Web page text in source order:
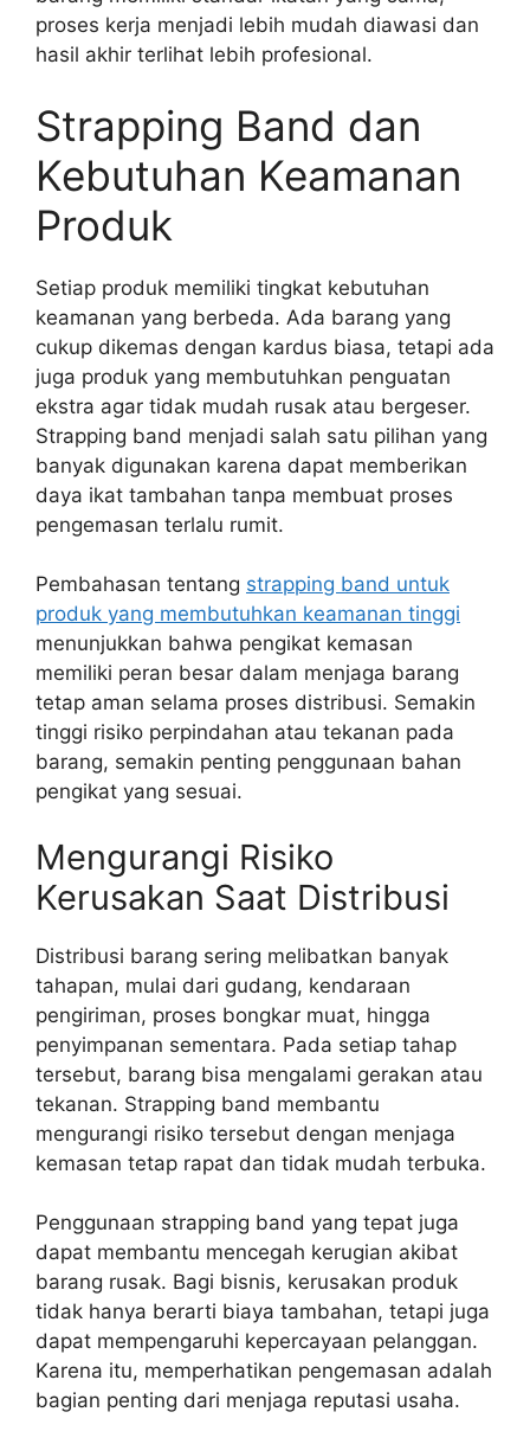
proses kerja menjadi lebih mudah diawasi dan
hasil akhir terlihat lebih profesional.
Strapping Band dan
Kebutuhan Keamanan
Produk
Setiap produk memiliki tingkat kebutuhan
keamanan yang berbeda. Ada barang yang
cukup dikemas dengan kardus biasa, tetapi ada
juga produk yang membutuhkan penguatan
ekstra agar tidak mudah rusak atau bergeser.
Strapping band menjadi salah satu pilihan yang
banyak digunakan karena dapat memberikan
daya ikat tambahan tanpa membuat proses
pengemasan terlalu rumit.
Pembahasan tentang strapping band untuk
produk yang membutuhkan keamanan tinggi
menunjukkan bahwa pengikat kemasan
memiliki peran besar dalam menjaga barang
tetap aman selama proses distribusi. Semakin
tinggi risiko perpindahan atau tekanan pada
barang, semakin penting penggunaan bahan
pengikat yang sesuai.
Mengurangi Risiko
Kerusakan Saat Distribusi
Distribusi barang sering melibatkan banyak
tahapan, mulai dari gudang, kendaraan
pengiriman, proses bongkar muat, hingga
penyimpanan sementara. Pada setiap tahap
tersebut, barang bisa mengalami gerakan atau
tekanan. Strapping band membantu
mengurangi risiko tersebut dengan menjaga
kemasan tetap rapat dan tidak mudah terbuka.
Penggunaan strapping band yang tepat juga
dapat membantu mencegah kerugian akibat
barang rusak. Bagi bisnis, kerusakan produk
tidak hanya berarti biaya tambahan, tetapi juga
dapat mempengaruhi kepercayaan pelanggan.
Karena itu, memperhatikan pengemasan adalah
bagian penting dari menjaga reputasi usaha.